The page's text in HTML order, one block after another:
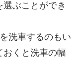
ぶことができ
洗車するのもい
おくと洗車の幅